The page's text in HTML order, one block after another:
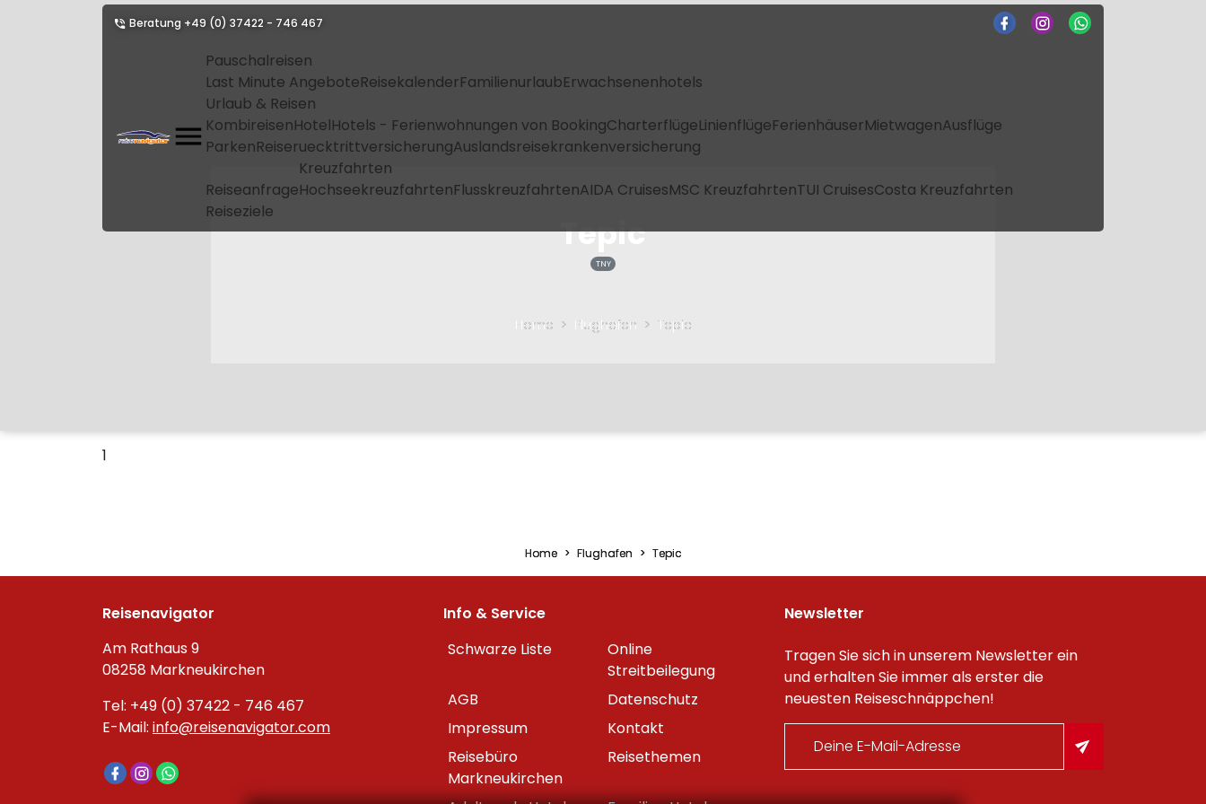
Beratung +49 (0) 37422 - 746 467
Pauschalreisen
Last Minute AngeboteReisekalenderFamilienurlaubErwachsenenhotels
Urlaub & Reisen
KombireisenHotelHotels - Ferienwohnungen von BookingCharterflügeLinienflügeFerienhäuserMietwagenAusflüge
ParkenReiseruecktrittversicherungAuslandsreisekrankenversicherung
Reiseanfrage
Kreuzfahrten
HochseekreuzfahrtenFlusskreuzfahrtenAIDA CruisesMSC KreuzfahrtenTUI CruisesCosta Kreuzfahrten
Reiseziele
Tepic
TNY
Home Flughafen Tepic
1
Home Flughafen Tepic
Reisenavigator
Am Rathaus 9
08258 Markneukirchen
Tel: +49 (0) 37422 - 746 467
E-Mail: info@reisenavigator.com
Info & Service
Schwarze Liste
Online
Streitbeilegung
AGB
Datenschutz
Impressum
Kontakt
Reisebüro
Markneukirchen
Reisethemen
Newsletter
Tragen Sie sich in unserem Newsletter ein
und erhalten Sie immer als erster die
neuesten Reiseschnäppchen!